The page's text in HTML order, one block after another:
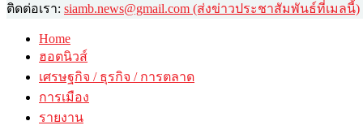
ติดต่อเรา: siamb.news@gmail.com (ส่งข่าวประชาสัมพันธ์ที่เมลนี้)
Home
ฮอตนิวส์
เศรษฐกิจ / ธุรกิจ / การตลาด
การเมือง
รายงาน